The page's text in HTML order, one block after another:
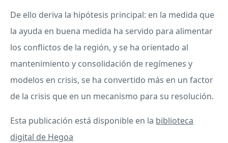
De ello deriva la hipótesis principal: en la medida que
la ayuda en buena medida ha servido para alimentar
los conflictos de la región, y se ha orientado al
mantenimiento y consolidación de regímenes y
modelos en crisis, se ha convertido más en un factor
de la crisis que en un mecanismo para su resolución.
Esta publicación está disponible en la biblioteca
digital de Hegoa